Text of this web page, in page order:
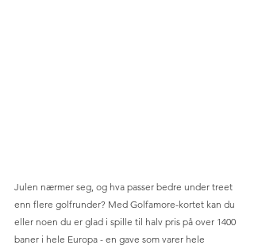
Julen nærmer seg, og hva passer bedre under treet
enn flere golfrunder? Med Golfamore-kortet kan du
eller noen du er glad i spille til halv pris på over 1400
baner i hele Europa - en gave som varer hele